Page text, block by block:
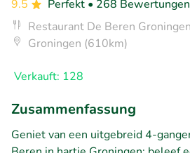
9.5 Perfekt • 268 Bewertungen
Restaurant De Beren Groningen
Groningen (610km)
Verkauft: 128
Zusammenfassung
Geniet van een uitgebreid 4-